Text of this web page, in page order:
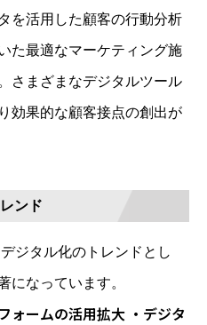
を活用した顧客の行動分析
た最適なマーケティング施
さまざまなデジタルツール
効果的な顧客接点の創出が
ンド
ジタル化のトレンドとし
になっています。
ォームの活用拡大 ・デジタ